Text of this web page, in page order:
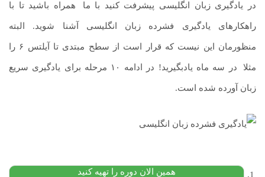
در یادگیری زبان انگلیسی پیشرفت کنید با ما همراه باشید تا با
راهکارهای یادگیری فشرده زبان انگلیسی آشنا شوید. البته
منظورمان این نیست که قرار است از سطح مبتدی تا آیلتس ۶ را
مثلا در سه ماه یادبگیرید! در ادامه ۱۰ مرحله برای یادگیری سریع
زبان آورده شده است.
دوره جامع آموزش آیلتس | آمادگی کامل برای موفقیت در
آزمون آیلتس
همین الان دوره را تهیه کنید